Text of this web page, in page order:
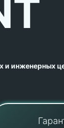
и инженерных